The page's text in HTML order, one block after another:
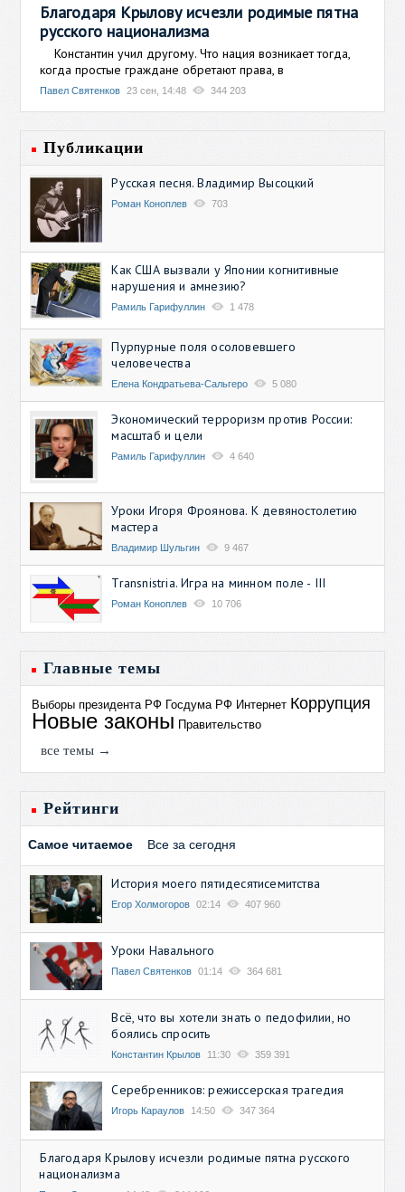
Благодаря Крылову исчезли родимые пятна
русского национализма
Константин учил другому. Что нация возникает тогда,
когда простые граждане обретают права, в
Павел Святенков 23 сен, 14:48 344 203
Публикации
Русская песня. Владимир Высоцкий
Роман Коноплев 703
Как США вызвали у Японии когнитивные
нарушения и амнезию?
Рамиль Гарифуллин 1 478
Пурпурные поля осоловевшего
человечества
Елена Кондратьева-Сальгеро 5 080
Экономический терроризм против России:
масштаб и цели
Рамиль Гарифуллин 4 640
Уроки Игоря Фроянова. К девяностолетию
мастера
Владимир Шульгин 9 467
Transnistria. Игра на минном поле - III
Роман Коноплев 10 706
Главные темы
Выборы президента РФ Госдума РФ Интернет Коррупция
Новые законы Правительство
все темы →
Рейтинги
Самое читаемое Все за сегодня
История моего пятидесятисемитства
Егор Холмогоров 02:14 407 960
Уроки Навального
Павел Святенков 01:14 364 681
Всё, что вы хотели знать о педофилии, но
боялись спросить
Константин Крылов 11:30 359 391
Серебренников: режиссерская трагедия
Игорь Караулов 14:50 347 364
Благодаря Крылову исчезли родимые пятна русского
национализма